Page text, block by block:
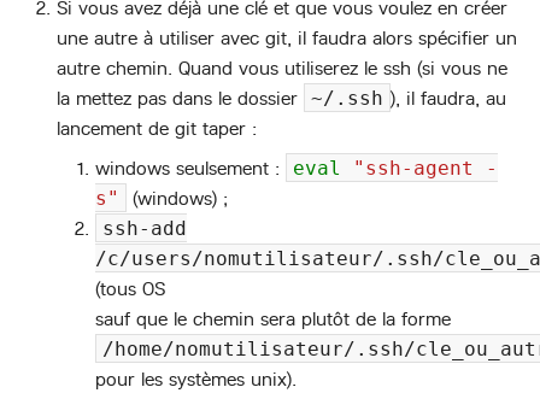
Si vous avez déjà une clé et que vous voulez en créer
une autre à utiliser avec git, il faudra alors spécifier un
autre chemin. Quand vous utiliserez le ssh (si vous ne
la mettez pas dans le dossier ~/.ssh ), il faudra, au
lancement de git taper :
windows seulsement :
eval
"ssh-agent -
s"
(windows) ;
ssh-add
/c/users/nomutilisateur/.ssh/
(tous OS
sauf que le chemin sera plutôt de la forme
/home/nomutilisateur/.ssh/
pour les systèmes unix).